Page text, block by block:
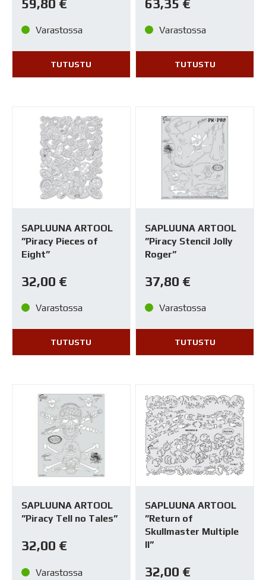
59,80 €
Varastossa
TUTUSTU
63,35 €
Varastossa
TUTUSTU
SAPLUUNA ARTOOL
”Piracy Pieces of
Eight”
32,00 €
Varastossa
TUTUSTU
SAPLUUNA ARTOOL
”Piracy Stencil Jolly
Roger”
37,80 €
Varastossa
TUTUSTU
SAPLUUNA ARTOOL
”Piracy Tell no Tales”
32,00 €
Varastossa
SAPLUUNA ARTOOL
”Return of
Skullmaster Multiple
II”
32,00 €